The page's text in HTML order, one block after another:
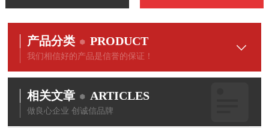
产品分类 PRODUCT
我们相信好的产品是信誉的保证！
相关文章 ARTICLES
做良心企业 创诚信品牌